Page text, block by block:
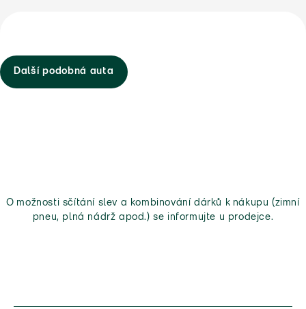
Další podobná auta
O možnosti sčítání slev a kombinování dárků k nákupu (zimní
pneu, plná nádrž apod.) se informujte u prodejce.